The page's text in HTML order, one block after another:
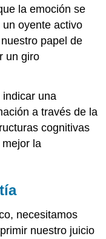
la emoción se
oyente activo
papel de
un giro
indicar una
a través de la
cognitivas
la
necesitamos
nuestro juicio